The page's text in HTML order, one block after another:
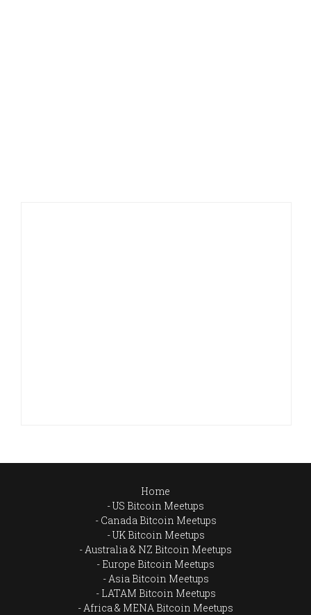
Home
US Bitcoin Meetups
Canada Bitcoin Meetups
UK Bitcoin Meetups
Australia & NZ Bitcoin Meetups
Europe Bitcoin Meetups
Asia Bitcoin Meetups
LATAM Bitcoin Meetups
Africa & MENA Bitcoin Meetups